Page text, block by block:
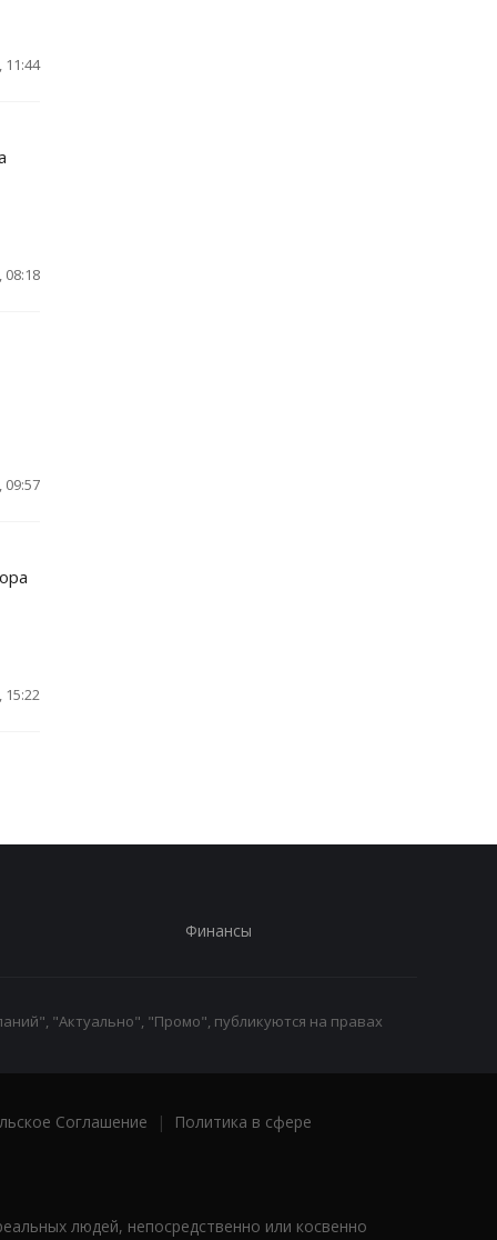
11:44
08:18
09:57
15:22
Финансы
"Актуально", "Промо", публикуются на правах
Соглашение |
Политика в сфере
людей, непосредственно или косвенно